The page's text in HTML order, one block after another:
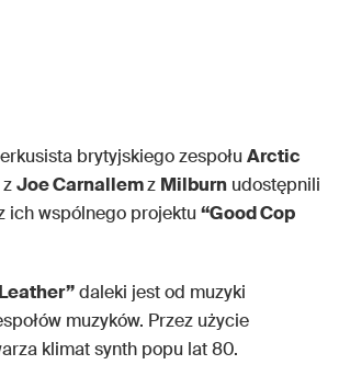
brytyjskiego zespołu Arctic
Joe Carnallemz Milburn udostępnili
ich wspólnego projektu “Good Cop
daleki jest od muzyki
muzyków. Przez użycie
klimat synth popu lat 80.